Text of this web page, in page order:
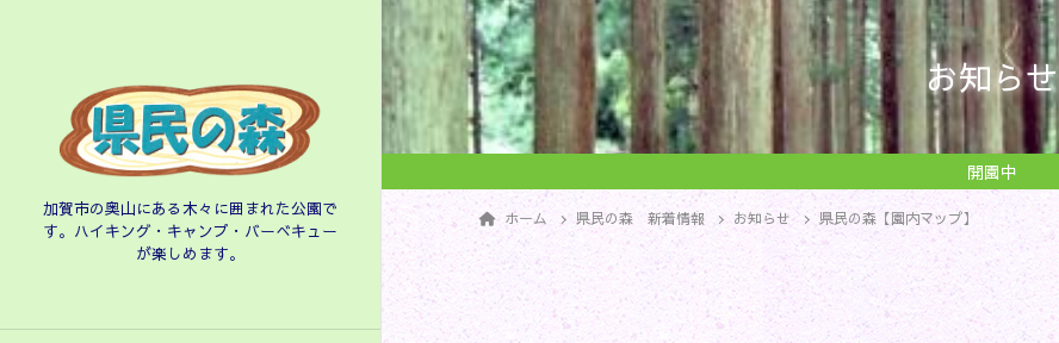
加賀市の奥山にある木々に囲まれた公園で
す。ハイキング・キャンプ・バーべキュー
が楽しめます。
お知らせ
開園中
ホーム 県民の森 新着情報 お知らせ 県民の森【園内マップ】